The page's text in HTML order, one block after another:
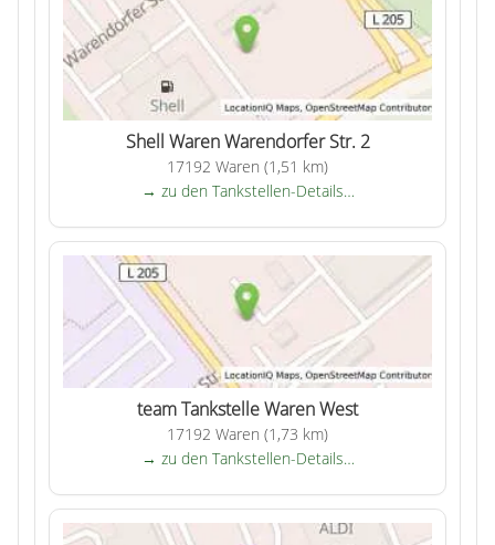
Shell Waren Warendorfer Str. 2
17192 Waren (1,51 km)
→ zu den Tankstellen-Details…
team Tankstelle Waren West
17192 Waren (1,73 km)
→ zu den Tankstellen-Details…